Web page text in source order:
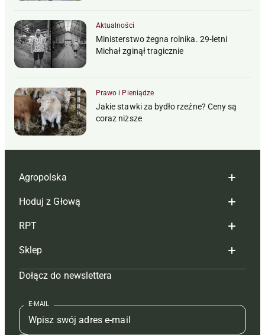
Aktualności
Ministerstwo żegna rolnika. 29-letni
Michał zginął tragicznie
Prawo i Pieniądze
Jakie stawki za bydło rzeźne? Ceny są
coraz niższe
Agropolska
Redakcja
Reklama
Tagi
Mapa serwisu
Kontakt
Regulamin
Hoduj z Głową
Hoduj z głową bydło
Hoduj z głową świnie
Prenumerata
Redakcja
Kontakt
RPT
Redakcja
Prenumerata
Reklama
Kontakt
Sklep
Czasopisma i prenumerata
Książki
Regulamin
Dołącz do newslettera
E-MAIL